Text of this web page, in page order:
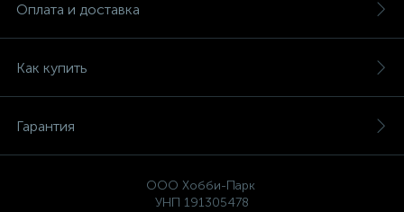
Оплата и доставка
Как купить
Гарантия
ООО Хобби-Парк
УНП 191305478